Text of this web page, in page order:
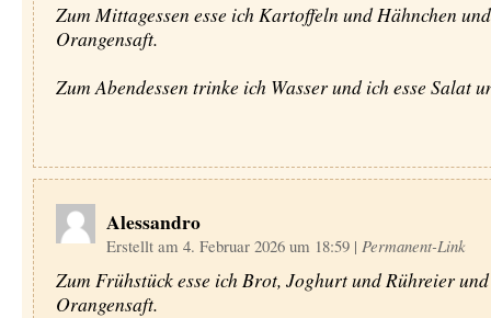
Zum Mittagessen esse ich Kartoffeln und Hähnchen
Orangensaft.
Zum Abendessen trinke ich Wasser und ich esse Salat
Alessandro
Erstellt am 4. Februar 2026 um 18:59 | Permanent-Link
Zum Frühstück esse ich Brot, Joghurt und Rühreier
Orangensaft.